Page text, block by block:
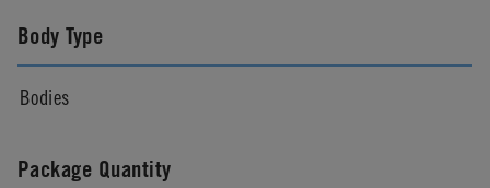
Body Type
Bodies
Package Quantity